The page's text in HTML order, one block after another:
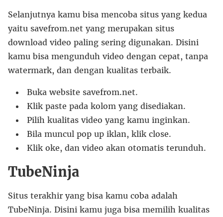
Selanjutnya kamu bisa mencoba situs yang kedua
yaitu savefrom.net yang merupakan situs
download video paling sering digunakan. Disini
kamu bisa mengunduh video dengan cepat, tanpa
watermark, dan dengan kualitas terbaik.
Buka website savefrom.net.
Klik paste pada kolom yang disediakan.
Pilih kualitas video yang kamu inginkan.
Bila muncul pop up iklan, klik close.
Klik oke, dan video akan otomatis terunduh.
TubeNinja
Situs terakhir yang bisa kamu coba adalah
TubeNinja. Disini kamu juga bisa memilih kualitas